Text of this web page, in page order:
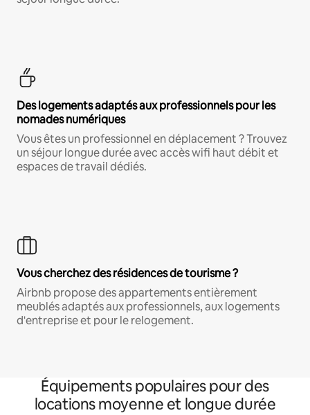
Des logements adaptés aux professionnels pour les
nomades numériques
Vous êtes un professionnel en déplacement ? Trouvez
un séjour longue durée avec accès wifi haut débit et
espaces de travail dédiés.
Vous cherchez des résidences de tourisme ?
Airbnb propose des appartements entièrement
meublés adaptés aux professionnels, aux logements
d'entreprise et pour le relogement.
Équipements populaires pour des
locations moyenne et longue durée